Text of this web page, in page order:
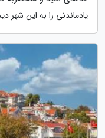
یادماندنی را به این شهر